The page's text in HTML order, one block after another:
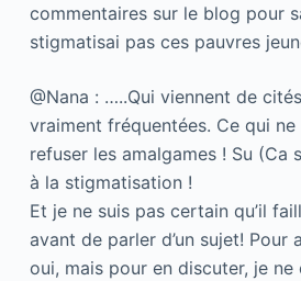
commentaires sur le blog pour
stigmatisai pas ces pauvres
@Nana : …..Qui viennent de
vraiment fréquentées. Ce qui ne
refuser les amalgames ! Su (Ca
à la stigmatisation !
Et je ne suis pas certain qu’il
avant de parler d’un sujet! Pour
oui, mais pour en discuter, je